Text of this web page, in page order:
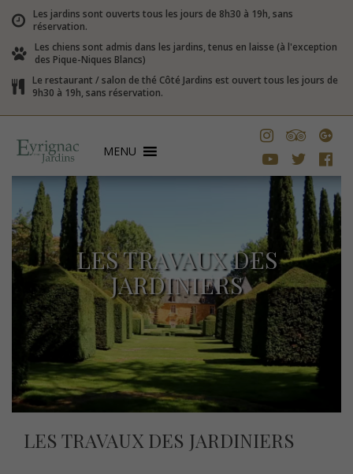
Les jardins sont ouverts tous les jours de 8h30 à 19h, sans
réservation.
Les chiens sont admis dans les jardins, tenus en laisse (à l'exception
des Pique-Niques Blancs)
Le restaurant / salon de thé Côté Jardins est ouvert tous les jours de
9h30 à 19h, sans réservation.
MENU
LES TRAVAUX DES
JARDINIERS
LES TRAVAUX DES JARDINIERS